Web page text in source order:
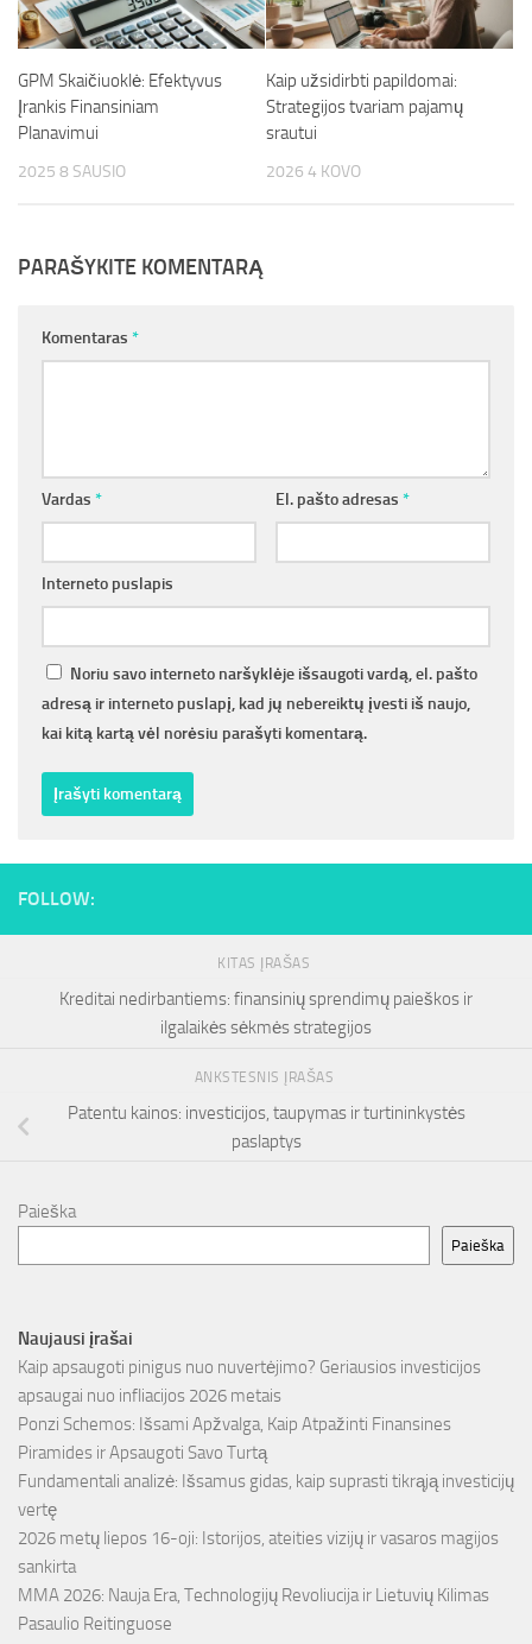
GPM Skaičiuoklė: Efektyvus
Įrankis Finansiniam
Planavimui
2025 8 SAUSIO
Kaip užsidirbti papildomai:
Strategijos tvariam pajamų
srautui
2026 4 KOVO
PARAŠYKITE KOMENTARĄ
Komentaras *
Vardas * El. pašto adresas *
Interneto puslapis
Noriu savo interneto naršyklėje išsaugoti vardą, el. pašto
adresą ir interneto puslapį, kad jų nebereiktų įvesti iš naujo,
kai kitą kartą vėl norėsiu parašyti komentarą.
FOLLOW:
KITAS ĮRAŠAS
Kreditai nedirbantiems: finansinių sprendimų paieškos ir
ilgalaikės sėkmės strategijos
ANKSTESNIS ĮRAŠAS
Patentu kainos: investicijos, taupymas ir turtininkystės
paslaptys
Paieška
Paieška
Naujausi įrašai
Kaip apsaugoti pinigus nuo nuvertėjimo? Geriausios investicijos
apsaugai nuo infliacijos 2026 metais
Ponzi Schemos: Išsami Apžvalga, Kaip Atpažinti Finansines
Piramides ir Apsaugoti Savo Turtą
Fundamentali analizė: Išsamus gidas, kaip suprasti tikrąją investicijų
vertę
2026 metų liepos 16-oji: Istorijos, ateities vizijų ir vasaros magijos
sankirta
MMA 2026: Nauja Era, Technologijų Revoliucija ir Lietuvių Kilimas
Pasaulio Reitinguose